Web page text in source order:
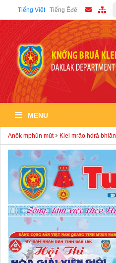
Tiếng Việt Tiếng Êđê
MENU
Anôk mphǔn mǔt Klei mrâo hdră bhiăn